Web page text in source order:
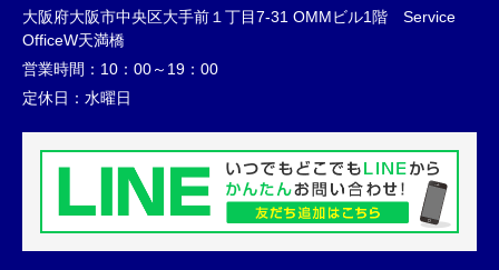
大阪府大阪市中央区大手前１丁目7-31 OMMビル1階 Service
OfficeW天満橋
営業時間： 10：00～19：00
定休日： 水曜日